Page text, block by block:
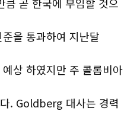
을 통과하여 지난달
상 하였지만 주 콜롬비아
. Goldberg 대사는 경력